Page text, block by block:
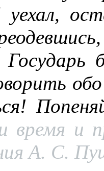
время и
А. С.